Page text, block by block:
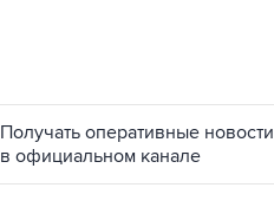
Получать оперативные новости
в официальном канале